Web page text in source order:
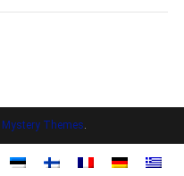
Mystery Themes.